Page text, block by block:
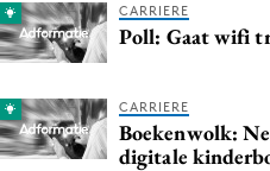
Programmatic
Purpose Marketing
Reputatie & crisis
CARRIERE
Poll: Gaat wifi
CARRIERE
Boekenwolk:
digitale